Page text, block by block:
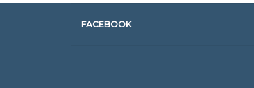
FACEBOOK